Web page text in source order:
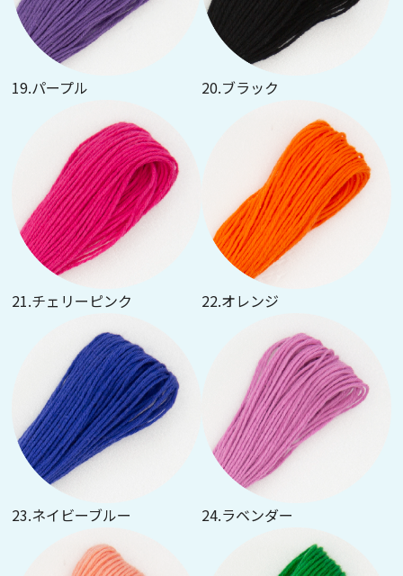
19.パープル 20.ブラック
21.チェリーピンク 22.オレンジ
23.ネイビーブルー 24.ラベンダー